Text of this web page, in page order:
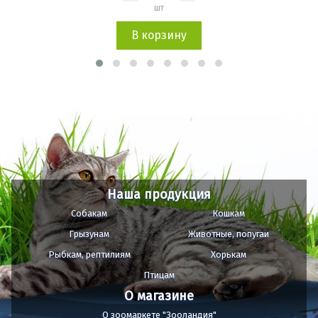
шт
В корзину
Наша продукция
Собакам
Кошкам
Грызунам
Животные, попугаи
Рыбкам, рептилиям
Хорькам
Птицам
О магазине
О зоомаркете "Зооландия"